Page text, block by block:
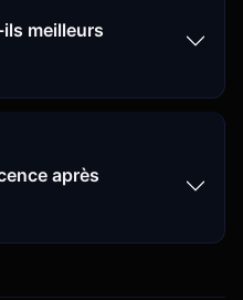
meilleurs
après